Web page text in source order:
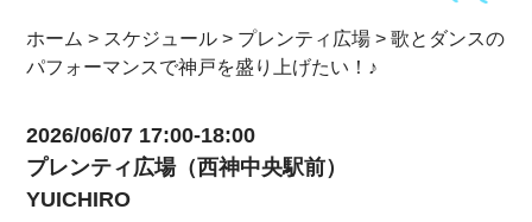
ホーム > スケジュール > プレンティ広場 >歌とダンスの
パフォーマンスで神戸を盛り上げたい！♪
2026/06/07 17:00-18:00
プレンティ広場（西神中央駅前）
YUICHIRO